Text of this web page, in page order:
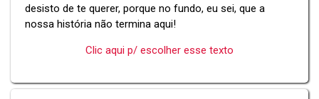
desisto de te querer, porque no fundo, eu sei, que a
nossa história não termina aqui!
Clic aqui p/ escolher esse texto